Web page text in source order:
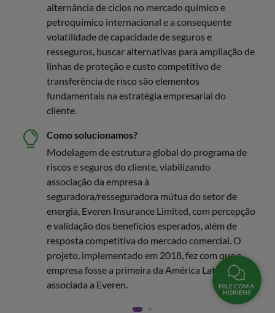
alternância de ciclos no mercado químico e
petroquímico internacional e a consequente
volatilidade de capacidade de seguros e
resseguros, buscar alternativas para ampliação de
linhas de proteção e custo competitivo de
transferência de risco são elementos
fundamentais na estratégia empresarial do
cliente.
Como solucionamos?
Modelagem de estrutura global do programa de
riscos e seguros do cliente, viabilizando
associação da empresa à
seguradora/resseguradora mútua do setor de
energia, Everen Insurance Limited, com percepção
e validação dos benefícios esperados, além de
resposta competitiva do mercado comercial. O
projeto, implementado em 2018, fez com que a
empresa fosse a primeira da América Latina a ser
associada a Everen.
FALE COM A
HORIENS